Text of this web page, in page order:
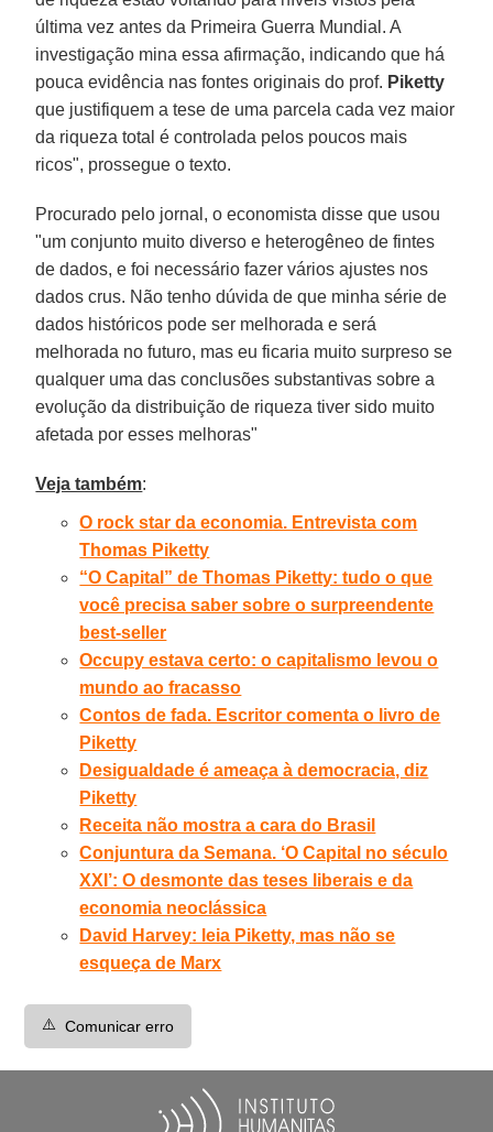
última vez antes da Primeira Guerra Mundial. A
investigação mina essa afirmação, indicando que há
pouca evidência nas fontes originais do prof. Piketty
que justifiquem a tese de uma parcela cada vez maior
da riqueza total é controlada pelos poucos mais
ricos", prossegue o texto.
Procurado pelo jornal, o economista disse que usou
"um conjunto muito diverso e heterogêneo de fintes
de dados, e foi necessário fazer vários ajustes nos
dados crus. Não tenho dúvida de que minha série de
dados históricos pode ser melhorada e será
melhorada no futuro, mas eu ficaria muito surpreso se
qualquer uma das conclusões substantivas sobre a
evolução da distribuição de riqueza tiver sido muito
afetada por esses melhoras"
Veja também:
O rock star da economia. Entrevista com
Thomas Piketty
“O Capital” de Thomas Piketty: tudo o que
você precisa saber sobre o surpreendente
best-seller
Occupy estava certo: o capitalismo levou o
mundo ao fracasso
Contos de fada. Escritor comenta o livro de
Piketty
Desigualdade é ameaça à democracia, diz
Piketty
Receita não mostra a cara do Brasil
Conjuntura da Semana. ‘O Capital no século
XXI’: O desmonte das teses liberais e da
economia neoclássica
David Harvey: leia Piketty, mas não se
esqueça de Marx
⚠️ Comunicar erro